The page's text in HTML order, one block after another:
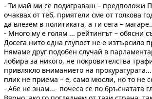
- Ти май ми се подиграваш – предположи
очаквах от теб, приятели сме от толкова
да влезем в политиката, а ти сега –
- Много му е голям ... рейтингът – обясни
Досега нито една глупост не е изтърсило
Нямаме друг подобен случай в
лобира за никого, не покровителства
привлякло вниманието на
плик не приема – е, само мюсли, но то не
- Абе не знам...- почеса се по бръснатата